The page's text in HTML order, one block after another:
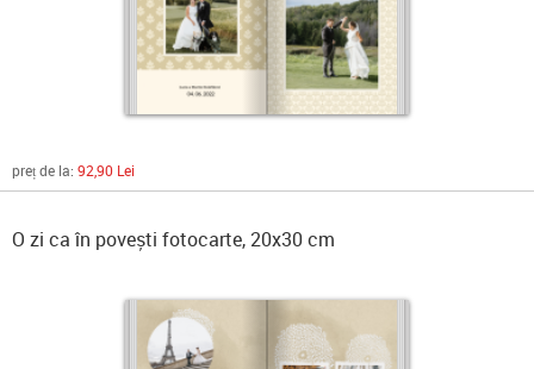
preț de la: 92,90 Lei
O zi ca în povești fotocarte, 20x30 cm